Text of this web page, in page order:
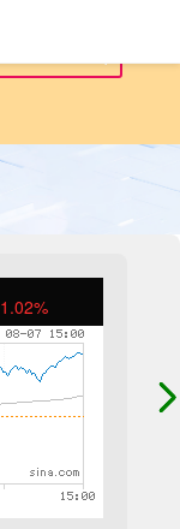
1.02%